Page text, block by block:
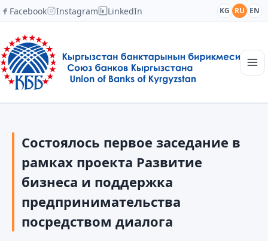
Facebook Instagram LinkedIn KG RU EN
Новости
Академия
Члены и партнеры
Сотрудничество
Контакты
Состоялось первое заседание в
рамках проекта Развитие
бизнеса и поддержка
предпринимательства
посредством диалога